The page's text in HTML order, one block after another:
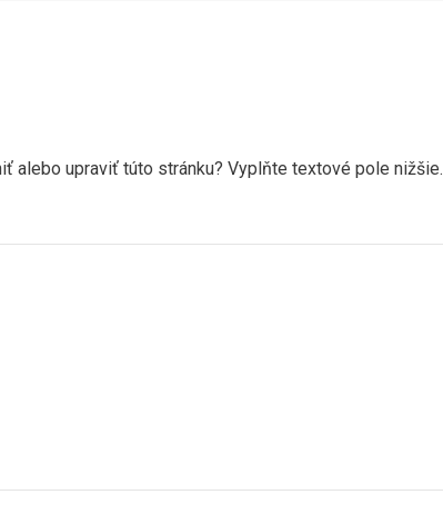
alebo upraviť túto stránku? Vyplňte textové pole nižšie.